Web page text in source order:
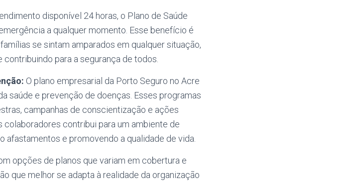
disponível 24 horas, o Plano de Saúde
a qualquer momento. Esse benefício é
se sintam amparados em qualquer situação,
para a segurança de todos.
O plano empresarial da Porto Seguro no Acre
saúde e prevenção de doenças. Esses programas
campanhas de conscientização e ações
contribui para um ambiente de
afastamentos e promovendo a qualidade de vida.
opções de planos que variam em cobertura e
que melhor se adapta à realidade da organização